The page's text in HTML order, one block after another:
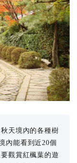
天境內的各種樹
內能看到近20個
觀賞紅楓葉的遊